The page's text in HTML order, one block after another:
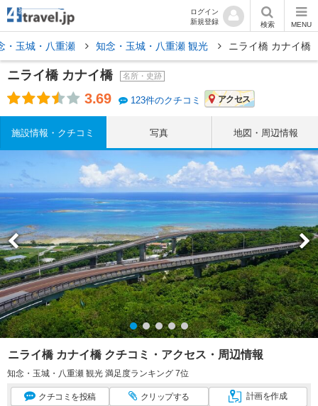
ログイン
新規登録
検索 MENU
・玉城・八重瀬 知念・玉城・八重瀬 観光 ニライ橋 カナイ橋
ニライ橋 カナイ橋 名所・史跡
3.69 123件のクチコミ アクセス
施設情報・クチコミ 写真 地図・周辺情報
ニライ橋 カナイ橋 クチコミ・アクセス・周辺情報
知念・玉城・八重瀬 観光 満足度ランキング 7位
クチコミ を投稿 クリップする 計画を作成